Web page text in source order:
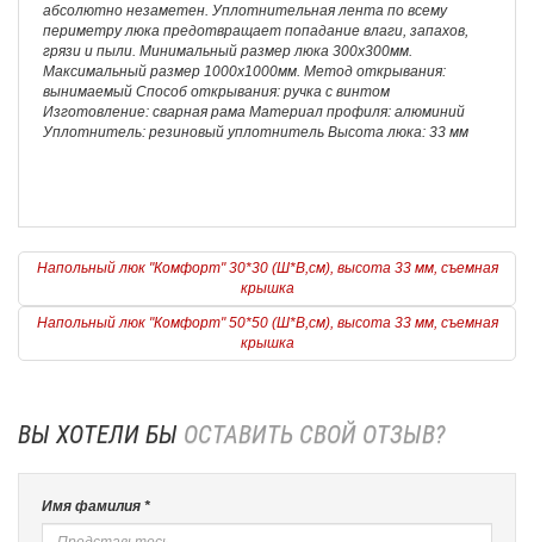
абсолютно незаметен. Уплотнительная лента по всему
периметру люка предотвращает попадание влаги, запахов,
грязи и пыли. Минимальный размер люка 300х300мм.
Максимальный размер 1000х1000мм. Метод открывания:
вынимаемый Способ открывания: ручка с винтом
Изготовление: сварная рама Материал профиля: алюминий
Уплотнитель: резиновый уплотнитель Высота люка: 33 мм
Напольный люк "Комфорт" 30*30 (Ш*В,см), высота 33 мм, съемная
крышка
Напольный люк "Комфорт" 50*50 (Ш*В,см), высота 33 мм, съемная
крышка
ВЫ ХОТЕЛИ БЫ ОСТАВИТЬ СВОЙ ОТЗЫВ?
Имя фамилия *